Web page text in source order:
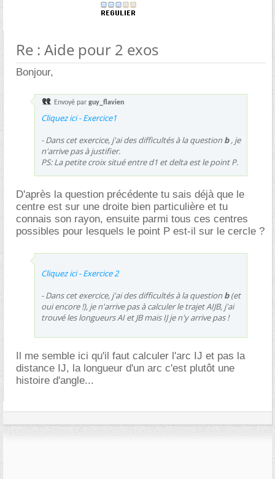
Re : Aide pour 2 exos
Bonjour,
Envoyé par guy_flavien
Cliquez ici - Exercice1
- Dans cet exercice, j'ai des difficultés à la question b, je
n'arrive pas à justifier.
PS: La petite croix situé entre d1 et delta est le point P.
D'après la question précédente tu sais déjà que le
centre est sur une droite bien particulière et tu
connais son rayon, ensuite parmi tous ces centres
possibles pour lesquels le point P est-il sur le cercle ?
Cliquez ici - Exercice 2
- Dans cet exercice, j'ai des difficultés à la question b(et
oui encore !), je n'arrive pas à calculer le trajet AIJB, j'ai
trouvé les longueurs AI et JB mais IJ je n'y arrive pas !
Il me semble ici qu'il faut calculer l'arc IJ et pas la
distance IJ, la longueur d'un arc c'est plutôt une
histoire d'angle...